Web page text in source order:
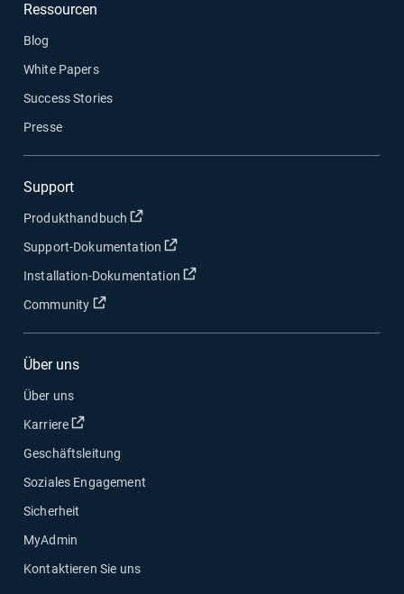
Ressourcen
Blog
White Papers
Success Stories
Presse
Support
Produkthandbuch In neuem Fenster öffnen
Support-Dokumentation In neuem Fenster öffnen
Installation-Dokumentation In neuem Fenster öffnen
Community In neuem Fenster öffnen
Über uns
Über uns
Karriere
In neuem Fenster öffnen
Geschäftsleitung
Soziales Engagement
Sicherheit
MyAdmin
Kontaktieren Sie uns